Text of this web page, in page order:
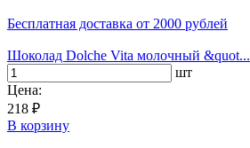
Бесплатная доставка от 2000 рублей
Шоколад Dolche Vita молочный &quot...
шт
Цена:
218 ₽
В корзину